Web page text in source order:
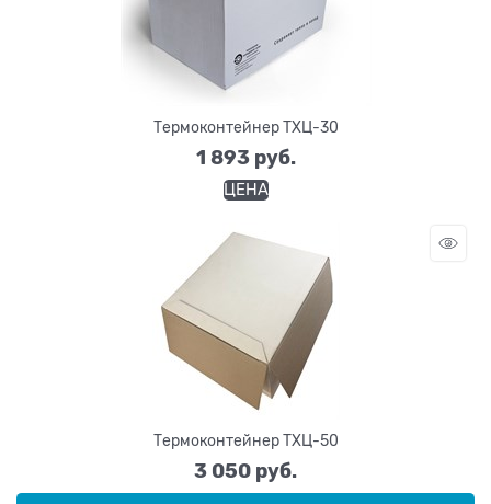
Термоконтейнер ТХЦ-30
1 893 руб.
ЦЕНА
Термоконтейнер ТХЦ-50
3 050 руб.